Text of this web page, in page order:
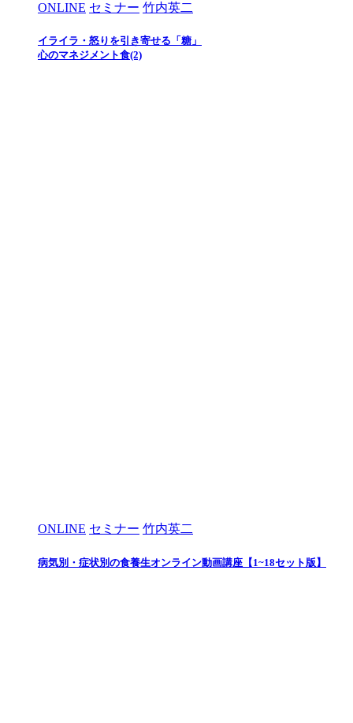
ONLINE セミナー 竹内英二
イライラ・怒りを引き寄せる「糖」
心のマネジメント食(2)
ONLINE セミナー 竹内英二
病気別・症状別の食養生オンライン動画講座【1~18セット版】